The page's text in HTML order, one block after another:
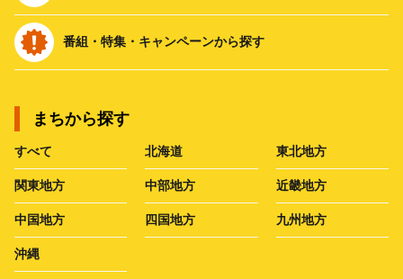
番組・特集・キャンペーンから探す
まちから探す
すべて 北海道 東北地方
関東地方 中部地方 近畿地方
中国地方 四国地方 九州地方
沖縄